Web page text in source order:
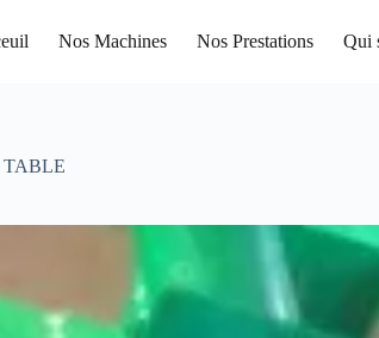
Nos Machines Nos Prestations Qui
TABLE